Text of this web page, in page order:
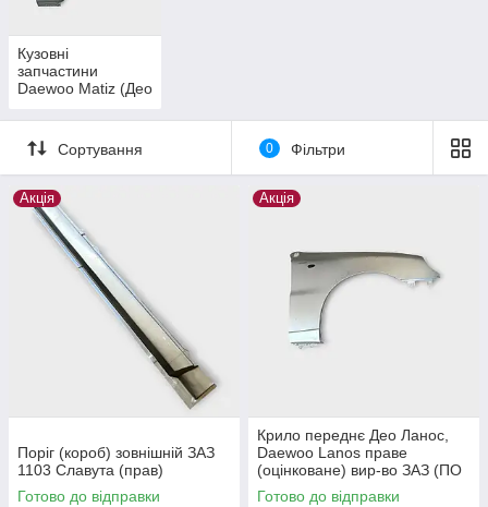
Кузовні
запчастини
Daewoo Matiz (Део
Сортування 0 Фільтри
Акція
Поріг (короб) зовнішній ЗАЗ
1103 Славута (прав)
Готово до відправки
Акція
Крило переднє Део Ланос,
Daewoo Lanos праве
(оцінковане) вир-во ЗАЗ (ПО
предоплаті)
Готово до відправки